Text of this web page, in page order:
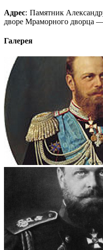
Адрес: Памятник
дворе Мраморного дворца
Галерея